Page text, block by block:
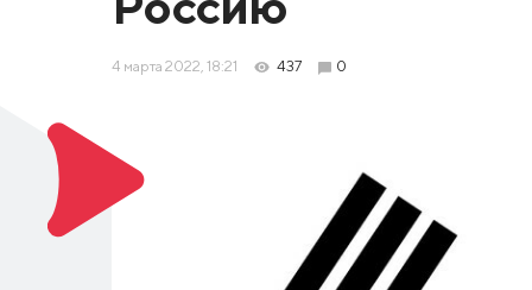
4 марта 2022, 18:21 437 0